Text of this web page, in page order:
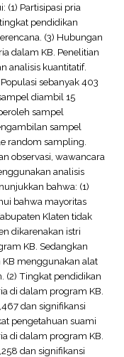
(1) Partisipasi pria
pendidikan
(3) Hubungan
dalam KB. Penelitian
analisis kuantitatif.
sebanyak 403
diambil 15
sampel
sampel
random sampling.
observasi, wawancara
analisis
bahwa: (1)
bahwa mayoritas
Klaten tidak
dikarenakan istri
KB. Sedangkan
menggunakan alat
(2) Tingkat pendidikan
di dalam program KB.
dan signifikansi
pengetahuan suami
di dalam program KB.
dan signifikansi